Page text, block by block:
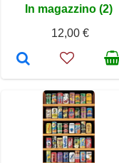
In magazzino (2)
12,00 €